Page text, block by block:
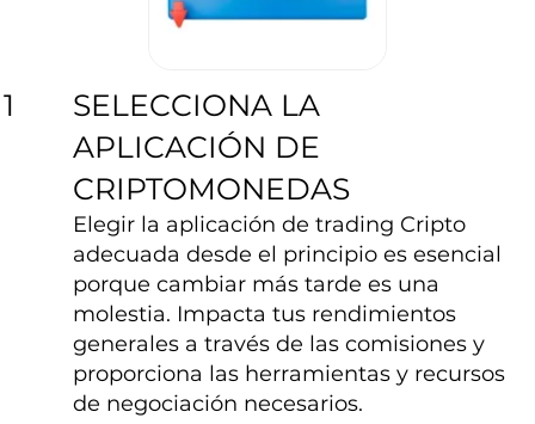
1
SELECCIONA LA
APLICACIÓN DE
CRIPTOMONEDAS
Elegir la aplicación de trading Cripto
adecuada desde el principio es esencial
porque cambiar más tarde es una
molestia. Impacta tus rendimientos
generales a través de las comisiones y
proporciona las herramientas y recursos
de negociación necesarios.